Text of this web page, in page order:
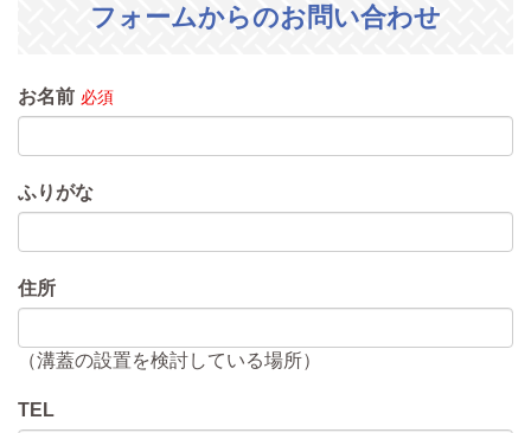
フォームからのお問い合わせ
お名前 必須
ふりがな
住所
（溝蓋の設置を検討している場所）
TEL